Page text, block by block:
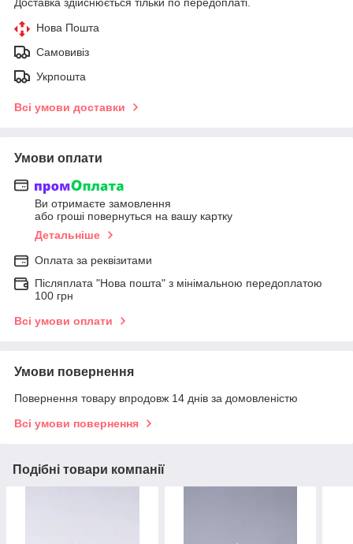
Нова Пошта
Самовивіз
Укрпошта
Всі умови доставки
Умови оплати
Ви отримаєте замовлення
або гроші повернуться на вашу картку
Детальніше
Оплата за реквізитами
Післяплата "Нова пошта" з мінімальною передоплатою
100 грн
Всі умови оплати
Умови повернення
Повернення товару впродовж 14 днів за домовленістю
Всі умови повернення
Подібні товари компанії